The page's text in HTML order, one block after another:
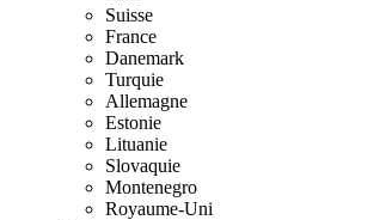
Suisse
France
Danemark
Turquie
Allemagne
Estonie
Lituanie
Slovaquie
Montenegro
Royaume-Uni